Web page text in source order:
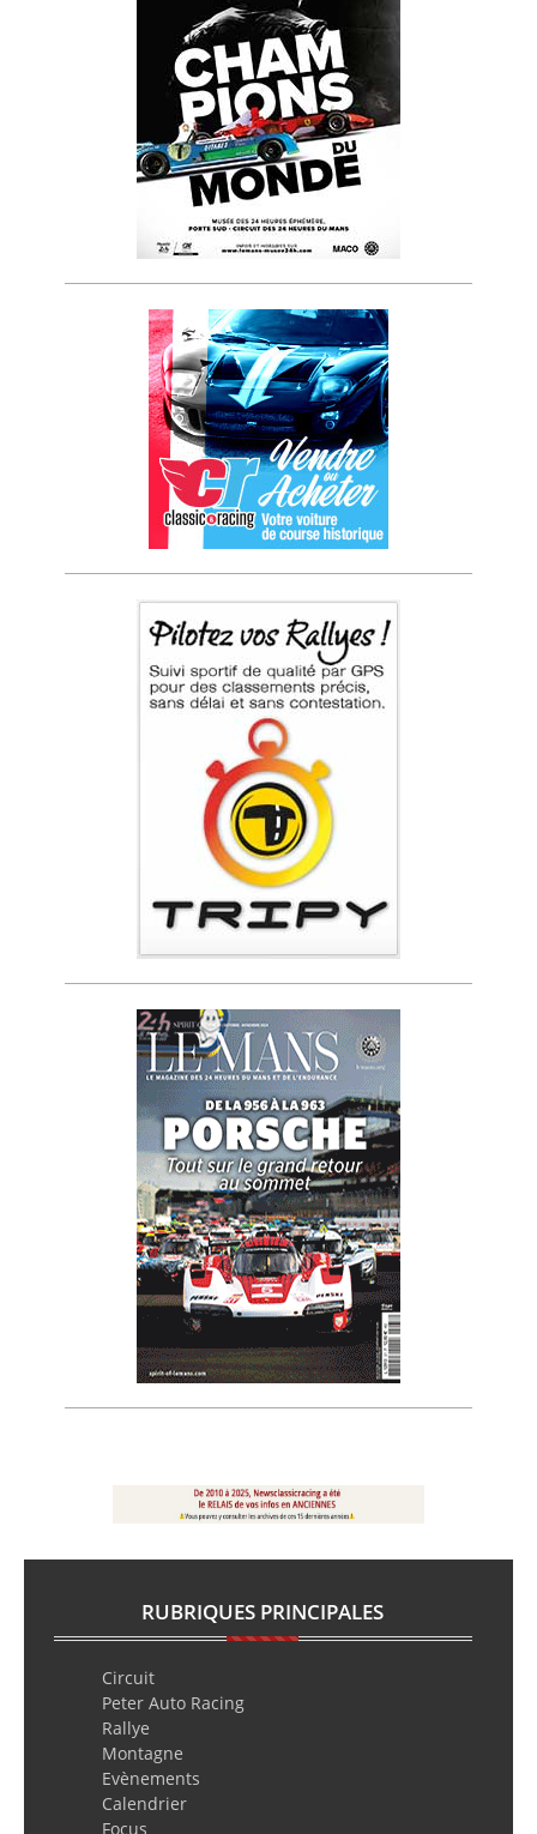
RUBRIQUES PRINCIPALES
Circuit
Peter Auto Racing
Rallye
Montagne
Evènements
Calendrier
Focus